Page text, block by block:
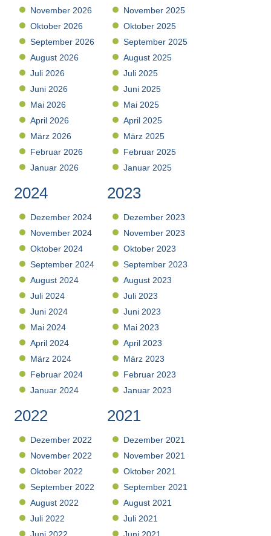
November 2026
Oktober 2026
September 2026
August 2026
Juli 2026
Juni 2026
Mai 2026
April 2026
März 2026
Februar 2026
Januar 2026
November 2025
Oktober 2025
September 2025
August 2025
Juli 2025
Juni 2025
Mai 2025
April 2025
März 2025
Februar 2025
Januar 2025
2024
Dezember 2024
November 2024
Oktober 2024
September 2024
August 2024
Juli 2024
Juni 2024
Mai 2024
April 2024
März 2024
Februar 2024
Januar 2024
2023
Dezember 2023
November 2023
Oktober 2023
September 2023
August 2023
Juli 2023
Juni 2023
Mai 2023
April 2023
März 2023
Februar 2023
Januar 2023
2022
Dezember 2022
November 2022
Oktober 2022
September 2022
August 2022
Juli 2022
Juni 2022
2021
Dezember 2021
November 2021
Oktober 2021
September 2021
August 2021
Juli 2021
Juni 2021